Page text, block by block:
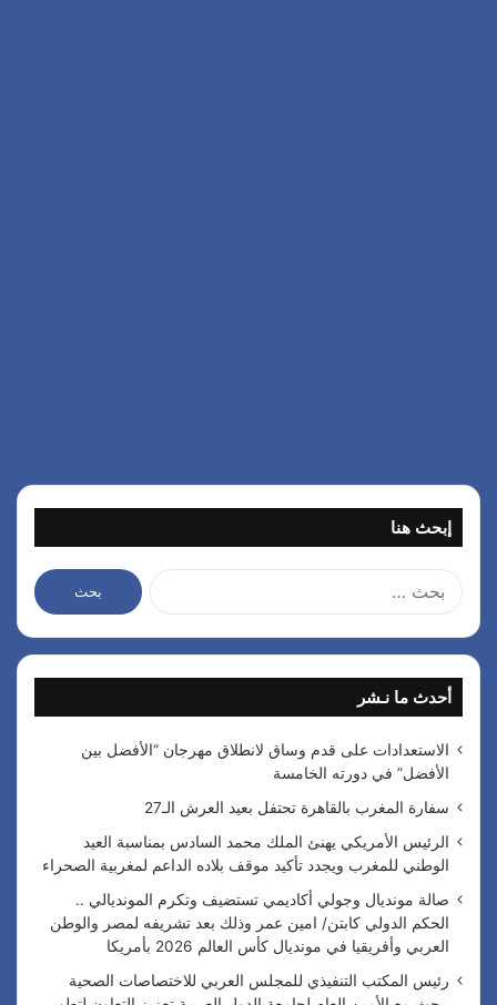
إبحث هنا
ن
:
أحدث ما نـشر
الاستعدادات على قدم وساق لانطلاق مهرجان “الأفضل بين
الأفضل” في دورته الخامسة
سفارة المغرب بالقاهرة تحتفل بعيد العرش الـ27
الرئيس الأمريكي يهنئ الملك محمد السادس بمناسبة العيد
الوطني للمغرب ويجدد تأكيد موقف بلاده الداعم لمغربية الصحراء
صالة مونديال وجولي أكاديمي تستضيف وتكرم المونديالي ..
الحكم الدولي كابتن/ امين عمر وذلك بعد تشريفه لمصر والوطن
العربي وأفريقيا في مونديال كأس العالم 2026 بأمريكا
رئيس المكتب التنفيذي للمجلس العربي للاختصاصات الصحية